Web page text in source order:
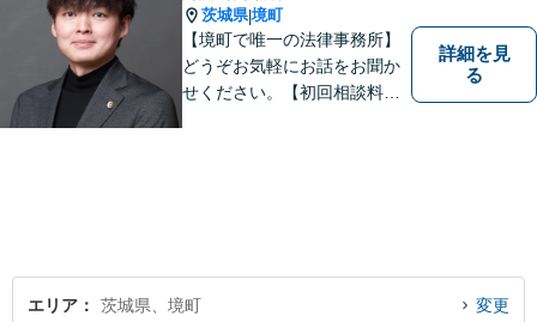
茨城県|境町
【境町で唯一の法律事務所】
どうぞお気軽にお話をお聞か
せください。【初回相談料無
詳細を見
る
エリア 茨城県、境町 変更